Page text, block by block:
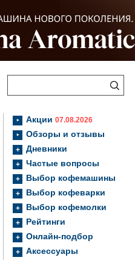
Акции07.08.2026
Обзоры и отзывы
Дневники
Частые вопросы
Выбор кофемашины
Выбор кофеварки
Выбор кофемолки
Рейтинги
Онлайн-подбор
Аксессуары